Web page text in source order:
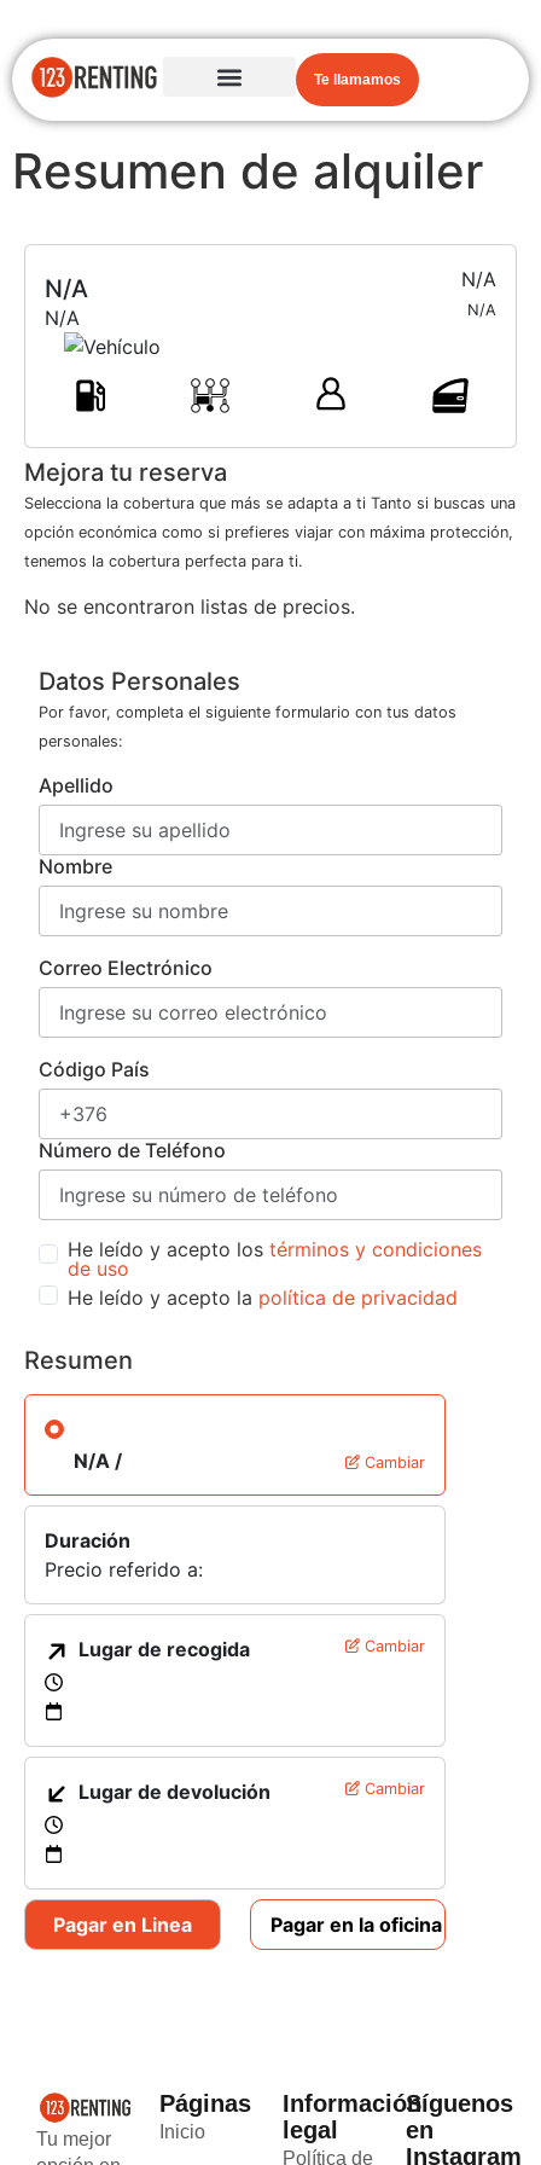
Te llamamos
Resumen de alquiler
N/A
N/A
N/A
N/A
Mejora tu reserva
Selecciona la cobertura que más se adapta a ti Tanto si buscas una
opción económica como si prefieres viajar con máxima protección,
tenemos la cobertura perfecta para ti.
No se encontraron listas de precios.
Datos Personales
Por favor, completa el siguiente formulario con tus datos
personales:
Apellido
Nombre
Correo Electrónico
Código País
Número de Teléfono
He leído y acepto los términos y condiciones
de uso
He leído y acepto la política de privacidad
Resumen
N/A / Cambiar
Duración
Precio referido a:
Lugar de recogida Cambiar
Lugar de devolución Cambiar
Pagar en Linea Pagar en la oficina
Tu mejor
Páginas
Inicio
Información
legal
Política de
Síguenos
en
Instagram